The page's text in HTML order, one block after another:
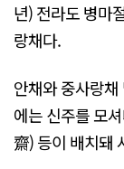
년) 전라도 병마
랑채다.
안채와 중사랑
에는 신주를 모
齋) 등이 배치돼